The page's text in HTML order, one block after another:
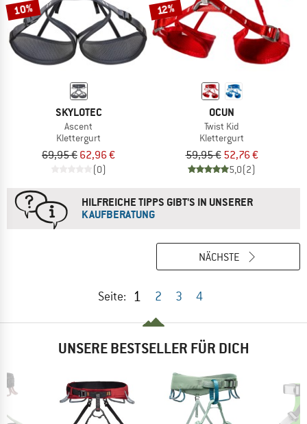
10%
SKYLOTEC
Ascent
Klettergurt
69,95 € 62,96 €
(0)
12%
OCUN
Twist Kid
Klettergurt
59,95 € 52,76 €
5,0(2)
HILFREICHE TIPPS GIBT'S IN UNSERER
KAUFBERATUNG
Seite: 1 2 3 4
NÄCHSTE
UNSERE BESTSELLER FÜR DICH